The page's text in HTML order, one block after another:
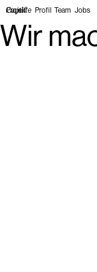
Projekte Profil Team Jobs
Wir